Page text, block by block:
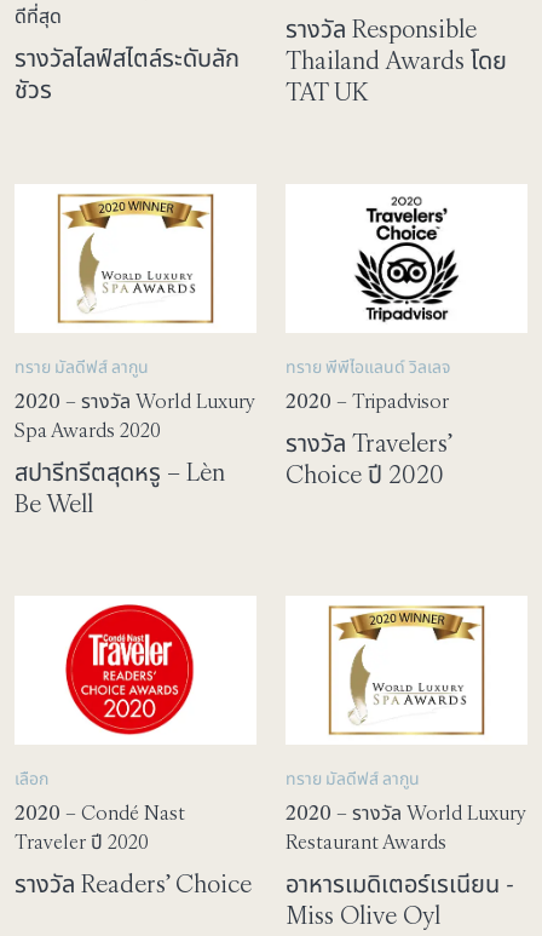
ดีที่สุด
รางวัลไลฟ์สไตล์ระดับลัก
ชัวร
รางวัล Responsible
Thailand Awards โดย
TAT UK
ทราย มัลดีฟส์ ลากูน
2020 – รางวัล World Luxury
Spa Awards 2020
สปารีทรีตสุดหรู – Lèn
Be Well
ทราย พีพีไอแลนด์ วิลเลจ
2020 – Tripadvisor
รางวัล Travelers’
Choice ปี 2020
เลือก
2020 – Condé Nast
Traveler ปี 2020
รางวัล Readers’ Choice
ทราย มัลดีฟส์ ลากูน
2020 – รางวัล World Luxury
Restaurant Awards
อาหารเมดิเตอร์เรเนียน -
Miss Olive Oyl